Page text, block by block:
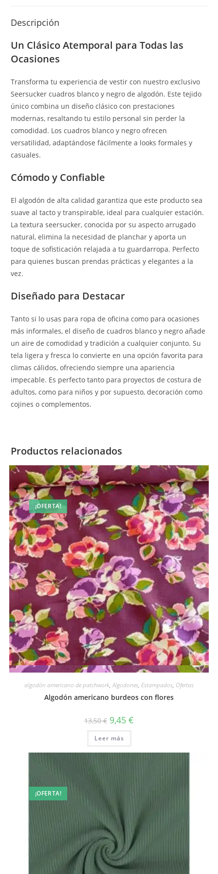
Descripción
Un Clásico Atemporal para Todas las
Ocasiones
Transforma tu experiencia de vestir con nuestro exclusivo
Seersucker cuadros blanco y negro de algodón. Este tejido
único combina un diseño clásico con prestaciones
modernas, resaltando tu estilo personal sin perder la
comodidad. Los cuadros blanco y negro ofrecen
versatilidad, adaptándose fácilmente a looks formales y
casuales.
Cómodo y Confiable
El algodón de alta calidad garantiza que este producto sea
suave al tacto y transpirable, ideal para cualquier estación.
La textura seersucker, conocida por su aspecto arrugado
natural, elimina la necesidad de planchar y aporta un
toque de sofisticación relajada a tu guardarropa. Perfecto
para quienes buscan prendas prácticas y elegantes a la
vez.
Diseñado para Destacar
Tanto si lo usas para ropa de oficina como para ocasiones
más informales, el diseño de cuadros blanco y negro añade
un aire de comodidad y tradición a cualquier conjunto. Su
tela ligera y fresca lo convierte en una opción favorita para
climas cálidos, ofreciendo siempre una apariencia
impecable. Es perfecto tanto para proyectos de costura de
adultos, como para niños y por supuesto, decoración como
cojines o complementos.
Productos relacionados
¡OFERTA!
Vista rápida
algodón americano de patchwork,Algodones, Estampados, Ofertas
Algodón americano burdeos con flores
13,50€ El
precio
original
era:
13,50 €.
9,45 €
Leer más
¡OFERTA!